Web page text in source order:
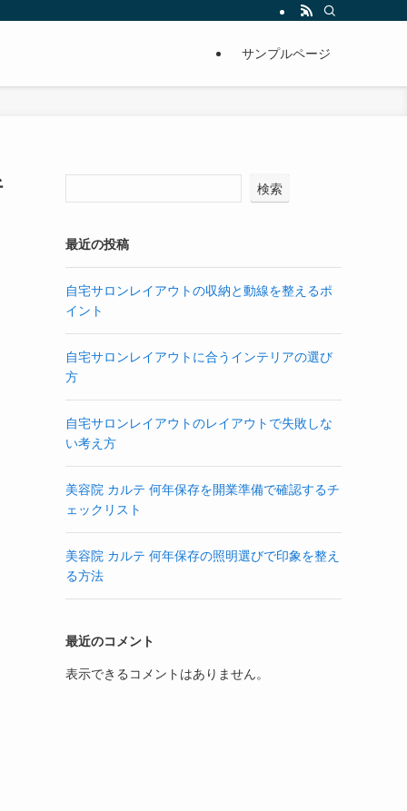
サンプルページ
検索
最近の投稿
自宅サロンレイアウトの収納と動線を整えるポ
イント
自宅サロンレイアウトに合うインテリアの選び
方
自宅サロンレイアウトのレイアウトで失敗しな
い考え方
美容院 カルテ 何年保存を開業準備で確認するチ
ェックリスト
美容院 カルテ 何年保存の照明選びで印象を整え
る方法
最近のコメント
表示できるコメントはありません。